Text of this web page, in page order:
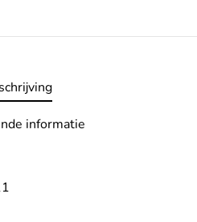
informatie